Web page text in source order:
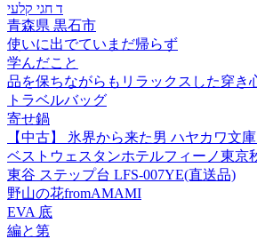
ד חגי קלעי
青森県 黒石市
使いに出でていまだ帰らず
学んだこと
品を保ちながらもリラックスした穿き
トラベルバッグ
寄せ鍋
【中古】 氷界から来た男 ハヤカワ文
ベストウェスタンホテルフィーノ東京
東谷 ステップ台 LFS-007YE(直送品)
野山の花fromAMAMI
EVA 底
編と第